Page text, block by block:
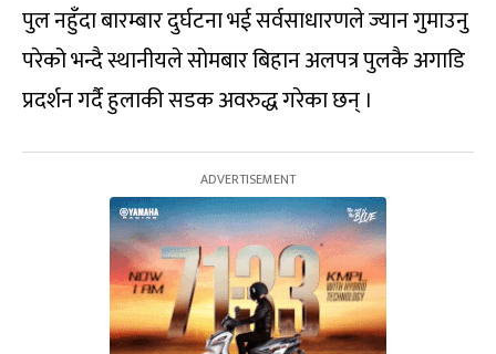
पुल नहुँदा बारम्बार दुर्घटना भई सर्वसाधारणले ज्यान गुमाउनु
परेको भन्दै स्थानीयले सोमबार बिहान अलपत्र पुलकै अगाडि
प्रदर्शन गर्दै हुलाकी सडक अवरुद्ध गरेका छन् ।